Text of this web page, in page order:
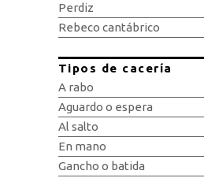
Perdiz
Rebeco cantábrico
Tipos de cacería
A rabo
Aguardo o espera
Al salto
En mano
Gancho o batida